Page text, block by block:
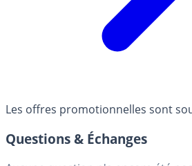
Les offres promotionnelles sont
Questions & Échanges